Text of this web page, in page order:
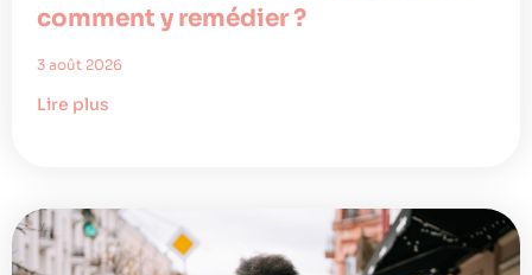
comment y remédier ?
3 août 2026
Lire plus